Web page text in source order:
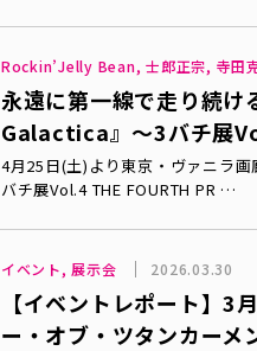
Rockin’Jelly Bean, 士郎正宗, 寺田
永遠に第一線で走り続
Galactica』～3バチ展
4月25日(土)より東京・ヴァニラ
バチ展Vol.4 THE FOURTH PR …
イベント, 展示会 2026.03.30
【イベントレポート】3
ー・オブ・ツタンカー